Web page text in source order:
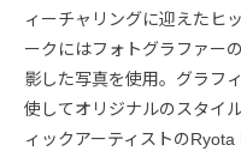
ィーチャリングに迎えたヒ
ークにはフォトグラファー
影した写真を使用。グラフ
使してオリジナルのスタイ
ィックアーティストのRyota